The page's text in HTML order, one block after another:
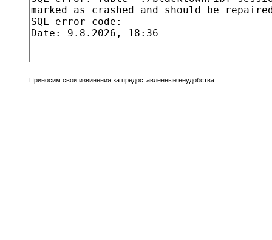
Приносим свои извинения за предоставленные неудобства.